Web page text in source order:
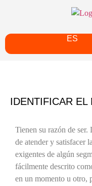
ES
IDENTIFICAR EL
Tienen su razón de ser.
de atender y satisfacer
exigentes de algún
fácilmente descrito
en un momento u otro,